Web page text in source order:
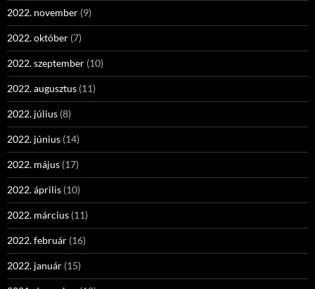
2022. november (9)
2022. október (7)
2022. szeptember (10)
2022. augusztus (11)
2022. július (8)
2022. június (14)
2022. május (17)
2022. április (10)
2022. március (11)
2022. február (16)
2022. január (15)